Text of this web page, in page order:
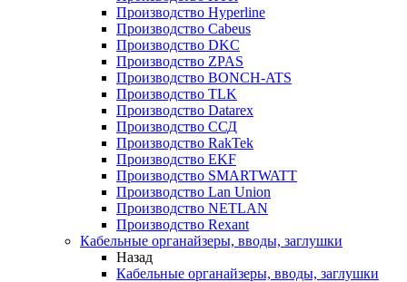
Производство Hyperline
Производство Cabeus
Производство DKC
Производство ZPAS
Производство BONCH-ATS
Производство TLK
Производство Datarex
Производство ССД
Производство RakTek
Производство EKF
Производство SMARTWATT
Производство Lan Union
Производство NETLAN
Производство Rexant
Кабельные органайзеры, вводы, заглушки
Назад
Кабельные органайзеры, вводы, заглушки